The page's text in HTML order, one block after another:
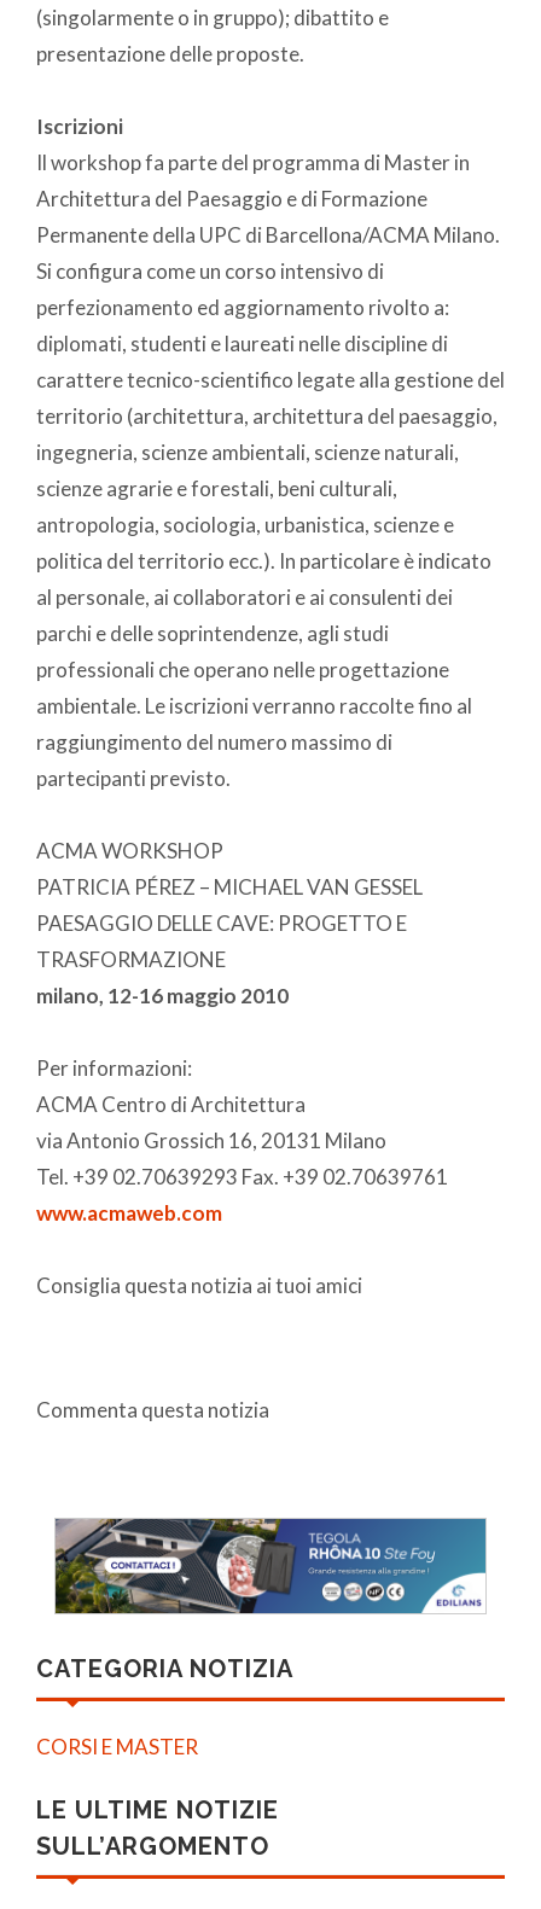
(singolarmente o in gruppo); dibattito e
presentazione delle proposte.
Iscrizioni
Il workshop fa parte del programma di Master in
Architettura del Paesaggio e di Formazione
Permanente della UPC di Barcellona/ACMA Milano.
Si configura come un corso intensivo di
perfezionamento ed aggiornamento rivolto a:
diplomati, studenti e laureati nelle discipline di
carattere tecnico-scientifico legate alla gestione del
territorio (architettura, architettura del paesaggio,
ingegneria, scienze ambientali, scienze naturali,
scienze agrarie e forestali, beni culturali,
antropologia, sociologia, urbanistica, scienze e
politica del territorio ecc.). In particolare è indicato
al personale, ai collaboratori e ai consulenti dei
parchi e delle soprintendenze, agli studi
professionali che operano nelle progettazione
ambientale. Le iscrizioni verranno raccolte fino al
raggiungimento del numero massimo di
partecipanti previsto.
ACMA WORKSHOP
PATRICIA PÉREZ – MICHAEL VAN GESSEL
PAESAGGIO DELLE CAVE: PROGETTO E
TRASFORMAZIONE
milano, 12-16 maggio 2010
Per informazioni:
ACMA Centro di Architettura
via Antonio Grossich 16, 20131 Milano
Tel. +39 02.70639293 Fax. +39 02.70639761
www.acmaweb.com
Consiglia questa notizia ai tuoi amici
Commenta questa notizia
CATEGORIA NOTIZIA
CORSI E MASTER
LE ULTIME NOTIZIE
SULL’ARGOMENTO